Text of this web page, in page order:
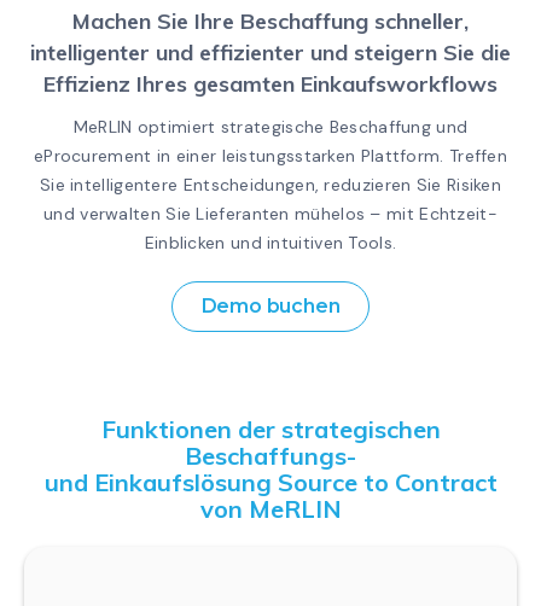
Machen Sie Ihre Beschaffung schneller,
intelligenter und effizienter und steigern Sie die
Effizienz Ihres gesamten Einkaufsworkflows
MeRLIN optimiert strategische Beschaffung und
eProcurement in einer leistungsstarken Plattform. Treffen
Sie intelligentere Entscheidungen, reduzieren Sie Risiken
und verwalten Sie Lieferanten mühelos – mit Echtzeit-
Einblicken und intuitiven Tools.
Demo buchen
Funktionen der strategischen
Beschaffungs-
und Einkaufslösung Source to Contract
von MeRLIN